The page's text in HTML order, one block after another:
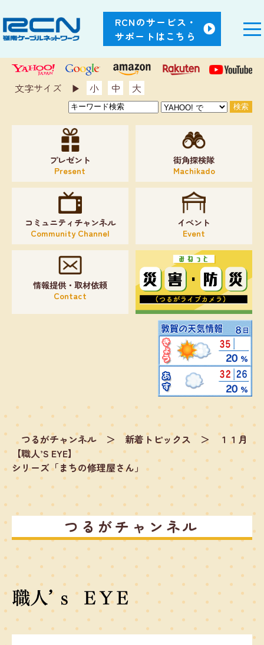
RCNのサービス・
サポートはこちら
文字サイズ ▶︎ 小 中 大
プレゼント
Present
街角探検隊
Machikado
コミュニティチャンネル
Community Channel
イベント
Event
情報提供・取材依頼
Contact
つるがチャンネル ＞ 新着トピックス ＞
１１月
【職人’S EYE】
シリーズ「まちの修理屋さん」
つるがチャンネル